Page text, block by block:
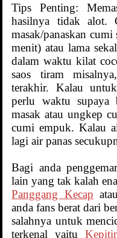
Tips Penting:
hasilnya tidak alot.
masak/panaskan
menit) atau lama
dalam waktu kilat
saos tiram
terakhir. Kalau
perlu waktu supaya
masak atau ungkep
cumi empuk. Kalau
lagi air panas
Bagi anda
lain yang tak kalah
Panggang Kecap
anda fans berat dari
salahnya untuk
terkenal yaitu